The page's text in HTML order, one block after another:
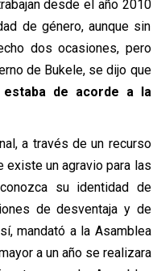
desde el año 2010
de género, aunque sin
dos ocasiones, pero
de Bukele, se dijo que
estaba de acorde a la
a través de un recurso
existe un agravio para las
su identidad de
de desventaja y de
mandató a la Asamblea
a un año se realizara